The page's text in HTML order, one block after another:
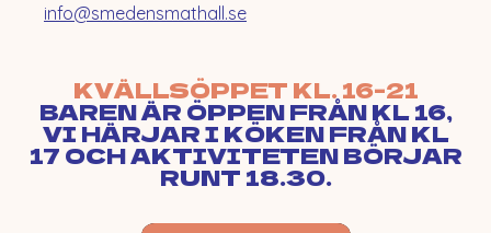
info@smedensmathall.se
KVÄLLSÖPPET KL. 16-21
BAREN ÄR ÖPPEN FRÅN KL 16,
VI HÄRJAR I KÖKEN FRÅN KL
17 OCH AKTIVITETEN BÖRJAR
RUNT 18.30.